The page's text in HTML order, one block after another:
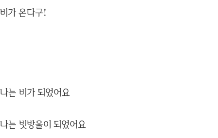
비가 온다구!
나는 비가 되었어요
나는 빗방울이 되었어요